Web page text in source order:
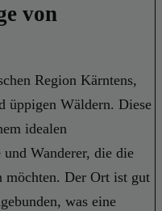
von
Region Kärntens,
üppigen Wäldern. Diese
idealen
Wanderer, die die
möchten. Der Ort ist gut
was eine